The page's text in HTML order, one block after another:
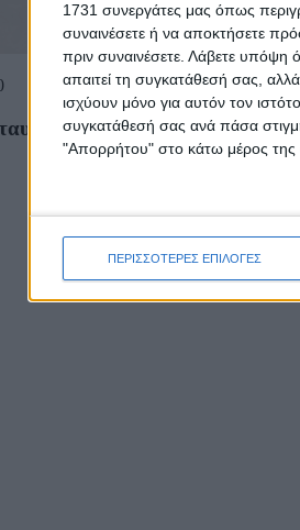
1731 συνεργάτες μας όπως
συναινέσετε ή να αποκτήσετε
πριν συναινέσετε. Λάβετε υπόψη
απαιτεί τη συγκατάθεσή σας,
ισχύουν μόνο για αυτόν τον
συγκατάθεσή σας ανά πάσα
"Απορρήτου" στο κάτω μέρος της
ΠΕΡΙΣΣΟΤΕΡΕΣ ΕΠΙΛΟΓΕΣ